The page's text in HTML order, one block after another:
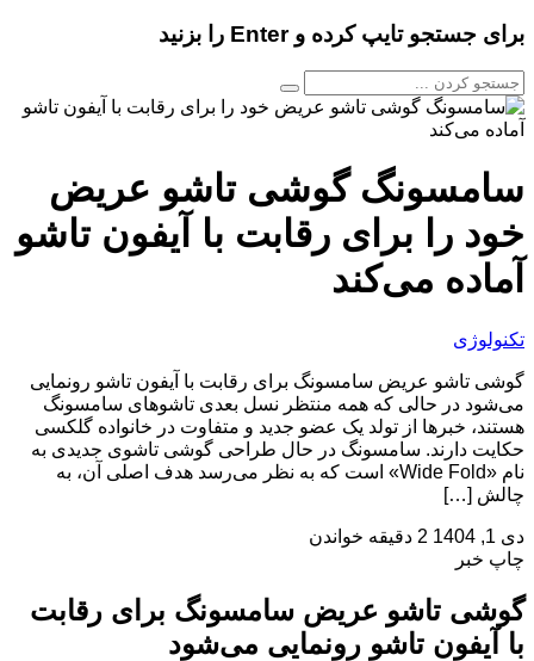
برای جستجو تایپ کرده و Enter را بزنید
سامسونگ گوشی تاشو عریض
خود را برای رقابت با آیفون تاشو
آماده می‌کند
تکنولوژی
گوشی تاشو عریض سامسونگ برای رقابت با آیفون تاشو رونمایی
می‌شود در حالی که همه منتظر نسل بعدی تاشوهای سامسونگ
هستند، خبرها از تولد یک عضو جدید و متفاوت در خانواده گلکسی
حکایت دارند. سامسونگ در حال طراحی گوشی تاشوی جدیدی به
نام «Wide Fold» است که به نظر می‌رسد هدف اصلی آن، به
چالش […]
دی 1, 1404
2 دقیقه خواندن
چاپ خبر
گوشی تاشو عریض سامسونگ برای رقابت
با آیفون تاشو رونمایی می‌شود